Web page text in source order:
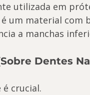
utilizada em
um material com
a manchas
Dentes
crucial.